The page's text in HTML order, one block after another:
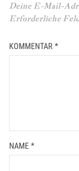
Deine E-Mail-
Erforderliche
KOMMENTAR *
NAME *